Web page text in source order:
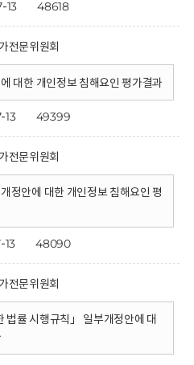
13 48618
전문위원회
대한 개인정보 침해요인 평가결과
13 49399
전문위원회
정안에 대한 개인정보 침해요인 평
13 48090
전문위원회
법률 시행규칙」 일부개정안에 대